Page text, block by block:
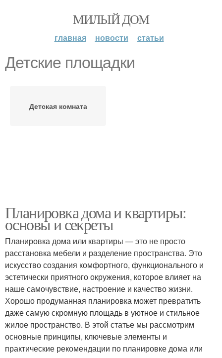
МИЛЫЙ ДОМ
главная новости статьи
Детские площадки
Детская комната
Планировка дома и квартиры:
основы и секреты
Планировка дома или квартиры — это не просто
расстановка мебели и разделение пространства. Это
искусство создания комфортного, функционального и
эстетически приятного окружения, которое влияет на
наше самочувствие, настроение и качество жизни.
Хорошо продуманная планировка может превратить
даже самую скромную площадь в уютное и стильное
жилое пространство. В этой статье мы рассмотрим
основные принципы, ключевые элементы и
практические рекомендации по планировке дома или